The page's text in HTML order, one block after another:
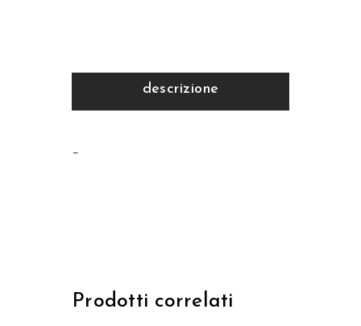
descrizione
–
Prodotti correlati